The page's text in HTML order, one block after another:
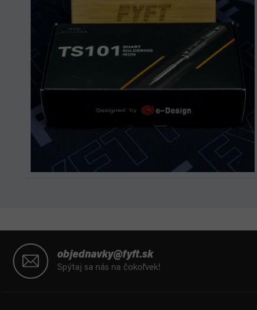
objednavky@fyft.sk
Spýtaj sa nás na čokoľvek!